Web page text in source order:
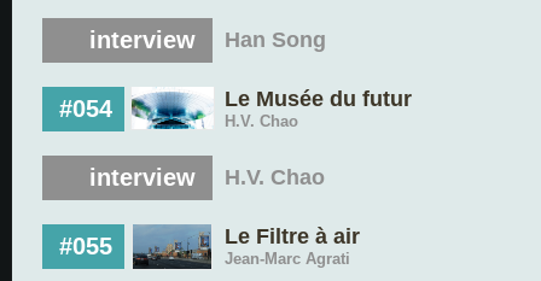
interview Han Song
#054 Le Musée du futur
H.V. Chao
interview H.V. Chao
#055 Le Filtre à air
Jean-Marc Agrati